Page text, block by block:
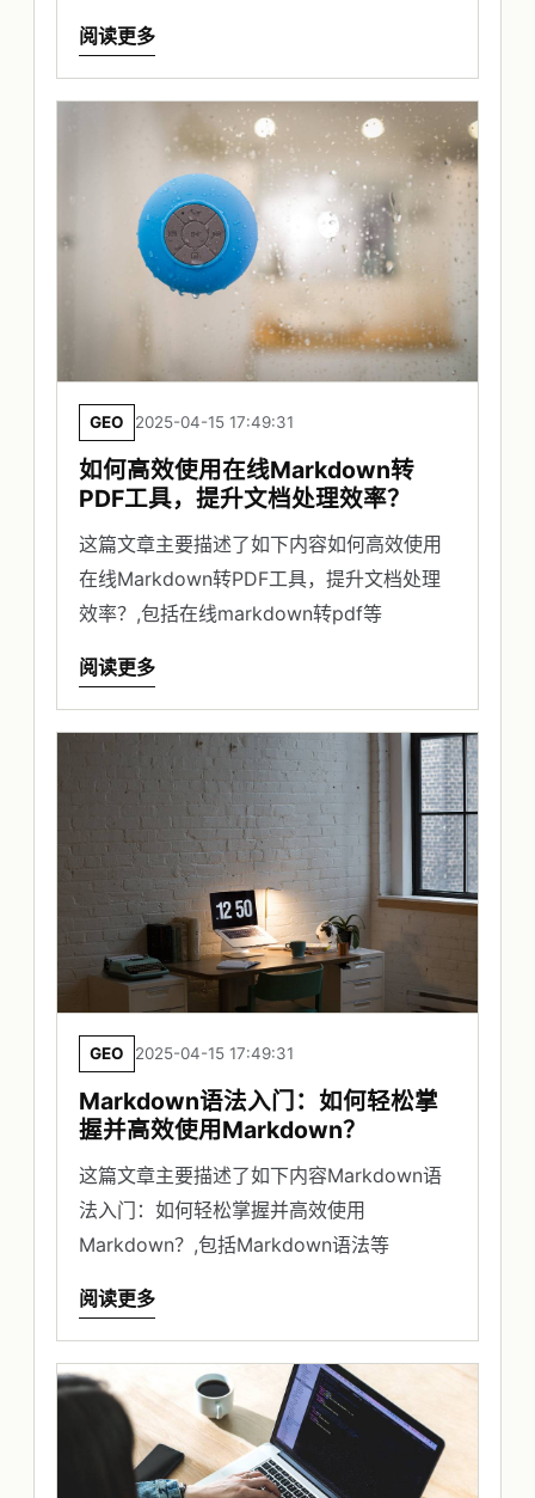
阅读更多
GEO 2025-04-15 17:49:31
如何高效使用在线Markdown转
PDF工具，提升文档处理效率？
这篇文章主要描述了如下内容如何高效使用
在线Markdown转PDF工具，提升文档处理
效率？,包括在线markdown转pdf等
阅读更多
GEO 2025-04-15 17:49:31
Markdown语法入门：如何轻松掌
握并高效使用Markdown？
这篇文章主要描述了如下内容Markdown语
法入门：如何轻松掌握并高效使用
Markdown？,包括Markdown语法等
阅读更多